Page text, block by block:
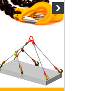
повышение